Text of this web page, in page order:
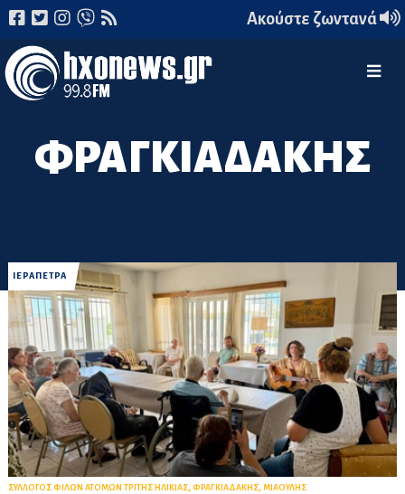
Ακούστε ζωντανά
ΦΡΑΓΚΙΑΔΑΚΗΣ
ΙΕΡΑΠΕΤΡΑ
ΣΥΛΛΟΓΟΣ ΦΙΛΩΝ ΑΤΟΜΩΝ ΤΡΙΤΗΣ ΗΛΙΚΙΑΣ, ΦΡΑΓΚΙΑΔΑΚΗΣ, ΜΙΑΟΥΛΗΣ